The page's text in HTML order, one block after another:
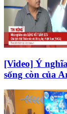
[Video] Ý
sống còn của